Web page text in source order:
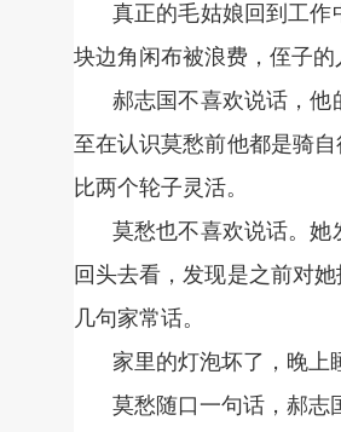
真正的毛姑娘回到工
块边角闲布被浪费，侄子
郝志国不喜欢说话，
至在认识莫愁前他都是骑
比两个轮子灵活。
莫愁也不喜欢说话。
回头去看，发现是之前对
几句家常话。
家里的灯泡坏了，晚上
莫愁随口一句话，郝志